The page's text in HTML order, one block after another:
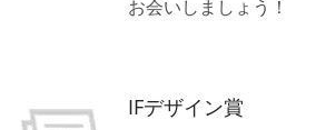
お会いしましょう！
IFデザイン賞